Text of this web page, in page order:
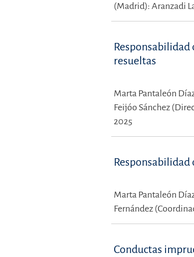
(Madrid): Aranzadi
Responsabilidad
resueltas
Marta Pantaleón
Feijóo Sánchez
2025
Marta Pantaleón
Fernández
Conductas